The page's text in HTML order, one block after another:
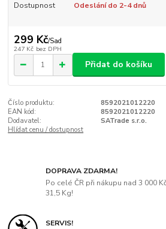
Dostupnost Odeslání do 2-4 dnů
299 Kč/Sad
247 Kč bez DPH
Přidat do košíku
Číslo produktu:
8592021012220
EAN kód:
8592021012220
Dodavatel:
SATrade s.r.o.
Hlídat cenu / dostupnost
DOPRAVA ZDARMA!
Po celé ČR při nákupu nad 3 000
31,5 Kg!
SERVIS!